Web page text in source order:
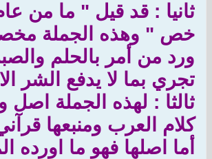
ثانيا : قد قيل " ما من
خص " وهذه الجملة
ورد من أمر بالحلم
تجري بما لا يدفع الشر
ثالثا : لهذه الجملة اصل
كلام العرب ومنبعها
أما اصلها فهو ما اورده